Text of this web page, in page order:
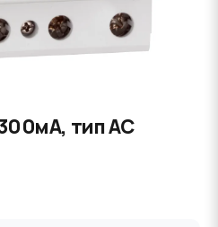
тип АС